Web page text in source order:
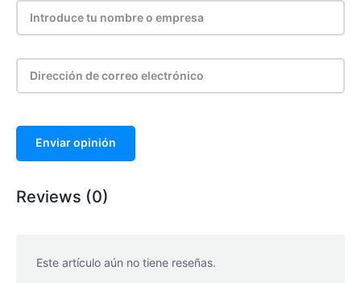
Enviar opinión
Reviews (0)
Este artículo aún no tiene reseñas.